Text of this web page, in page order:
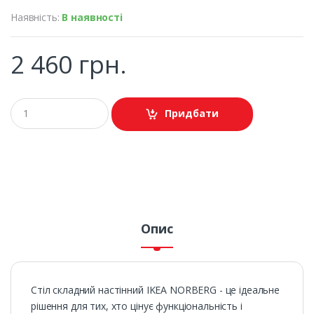
Наявність: В наявності
2 460 грн.
Придбати
Опис
Стіл складний настінний IKEA NORBERG - це ідеальне
рішення для тих, хто цінує функціональність і